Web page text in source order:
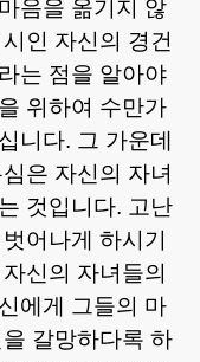
음을 옮기지 않
인 자신의 경건
는 점을 알아야
위하여 수만가
니다. 그 가운데
은 자신의 자녀
것입니다. 고난
어나게 하시기
신의 자녀들의
에게 그들의 마
갈망하다록 하